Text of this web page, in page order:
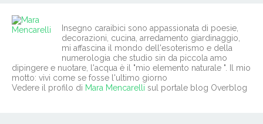
Insegno caraibici sono appassionata di poesie,
decorazioni, cucina, arredamento giardinaggio,
mi affascina il mondo dell'esoterismo e della
numerologia che studio sin da piccola amo
dipingere e nuotare, l'acqua è il "mio elemento naturale ". Il mio
motto: vivi come se fosse l'ultimo giorno
Vedere il profilo di Mara Mencarelli sul portale blog Overblog